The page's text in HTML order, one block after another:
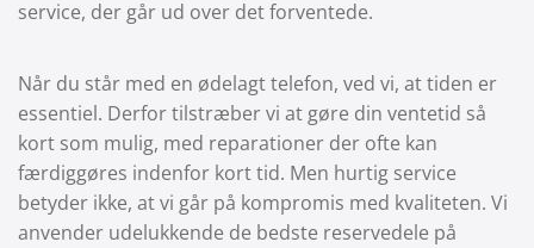
service, der går ud over det forventede.
Når du står med en ødelagt telefon, ved vi, at tiden er
essentiel. Derfor tilstræber vi at gøre din ventetid så
kort som mulig, med reparationer der ofte kan
færdiggøres indenfor kort tid. Men hurtig service
betyder ikke, at vi går på kompromis med kvaliteten. Vi
anvender udelukkende de bedste reservedele på